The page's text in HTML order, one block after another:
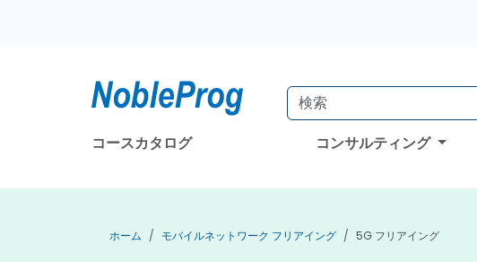
コースカタログ コンサルティング
ホーム モバイルネットワーク フリアイング 5G フリアイング